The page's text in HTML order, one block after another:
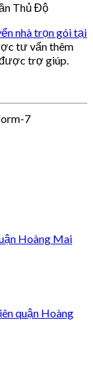
Thủ Độ
nhà trọn gói tại
tư vấn thêm
trợ giúp.
7
Hoàng Mai
quận Hoàng